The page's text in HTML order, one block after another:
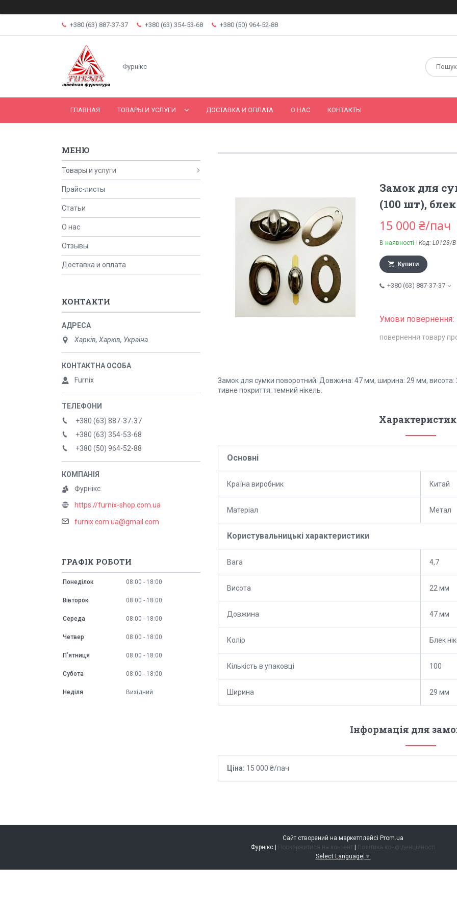
+380 (63) 887-37-37 +380 (63) 354-53-68 +380 (50) 964-52-88
Фурнікс
ГЛАВНАЯ ТОВАРЫ И УСЛУГИ ДОСТАВКА И ОПЛАТА О НАС КОНТАКТЫ
Замок для
(100 шт),
15 000 ₴/пач
В наявності Код: L0123/B
Купити
+380 (63) 887-37-37
повернення товару
Замок для сумки поворотний. Довжина: 47 мм, ширина: 29 мм, висота:
тивне покриття: темний нікель.
Основні
Країна виробник Китай
Матеріал Метал
Користувальницькі характеристики
Вага 4,7
Висота 22 мм
Довжина 47 мм
Колір Блек
Кількість в упаковці 100
Ширина 29 мм
Інформація для
Ціна: 15 000 ₴/пач
Товары и услуги
Прайс-листы
Статьи
О нас
Отзывы
Доставка и оплата
КОНТАКТИ
Харків, Харків, Україна
Furnix
+380 (63) 887-37-37
+380 (63) 354-53-68
+380 (50) 964-52-88
Фурнікс
https://furnix-shop.com.ua
furnix.com.ua@gmail.com
ГРАФІК РОБОТИ
Понеділок 08:00 18:00
Вівторок 08:00 18:00
Середа 08:00 18:00
Четвер 08:00 18:00
Пʼятниця 08:00 18:00
Субота 08:00 18:00
Неділя Вихідний
Сайт створений на маркетплейсі Prom.ua
Фурнікс | Поскаржитися на контент | Політика конфіденційності
Select Language ▼